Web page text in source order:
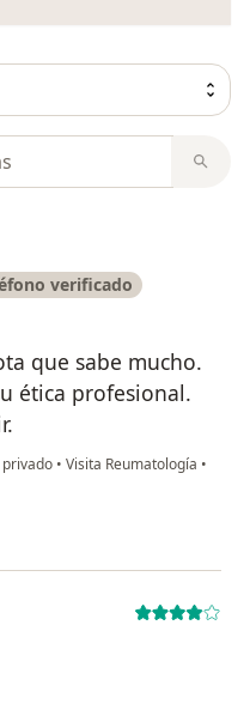
verificado
que sabe mucho.
ética profesional.
• Visita Reumatología •